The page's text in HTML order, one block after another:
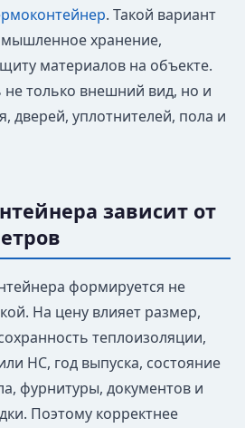
. Такой вариант
хранение,
материалов на объекте.
не только внешний вид, но и
дверей, уплотнителей, пола и
зависит от
формируется не
На цену влияет размер,
теплоизоляции,
HC, год выпуска, состояние
фурнитуры, документов и
Поэтому корректнее